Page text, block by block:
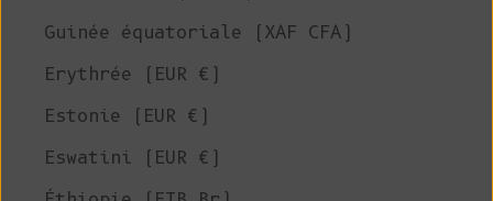
Guinée équatoriale (XAF CFA)
Erythrée (EUR €)
Estonie (EUR €)
Eswatini (EUR €)